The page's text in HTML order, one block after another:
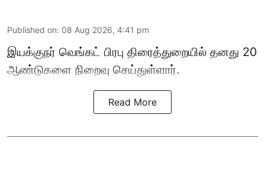
Published on: 08 Aug 2026, 4:41 pm
இயக்குநர் வெங்கட் பிரபு திரைத்துறையில் தனது 20
ஆண்டுகளை நிறைவு செய்துள்ளார்.
Read More